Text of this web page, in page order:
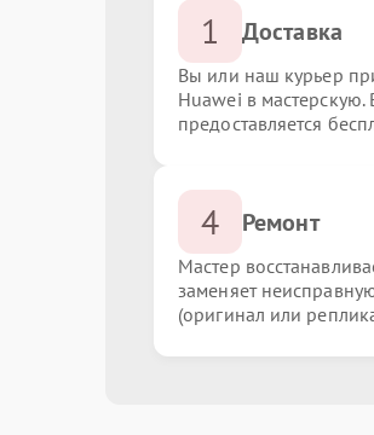
1 Доставка
Вы или наш курьер
Huawei в мастерскую.
предоставляется
4 Ремонт
Мастер
заменяет
(оригинал или